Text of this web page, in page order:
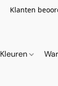
Klanten
Kleuren